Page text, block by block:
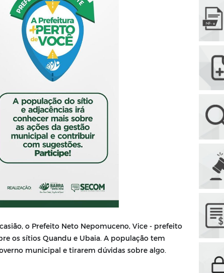
o Prefeito Neto Nepomuceno, Vice - prefeito
os sítios Quandu e Ubaia. A população tem
municipal e tirarem dúvidas sobre algo.